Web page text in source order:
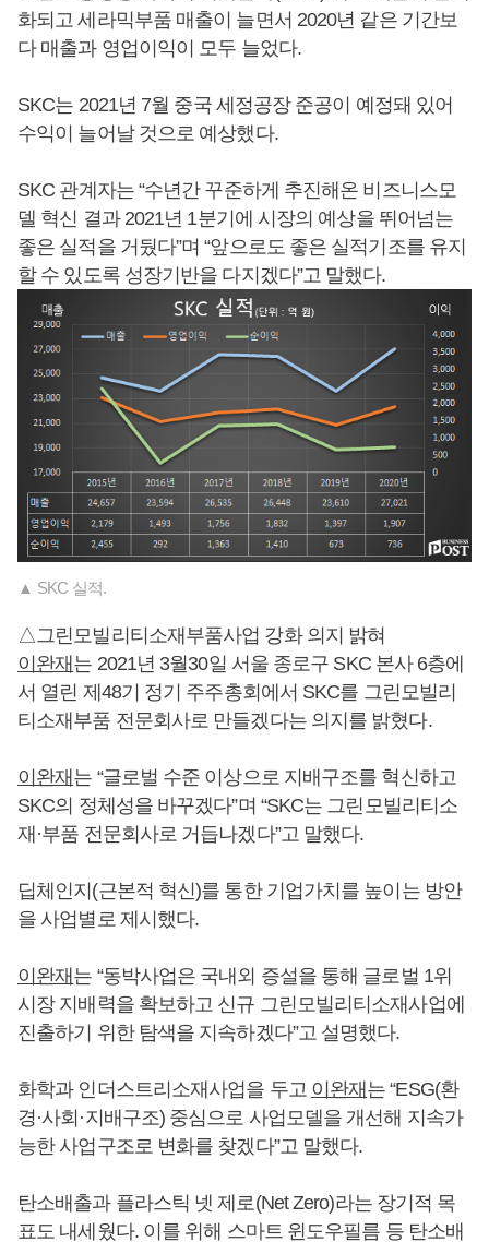
화되고 세라믹부품 매출이 늘면서 2020년 같은 기간보
다 매출과 영업이익이 모두 늘었다.
SKC는 2021년 7월 중국 세정공장 준공이 예정돼 있어
수익이 늘어날 것으로 예상했다.
SKC 관계자는 “수년간 꾸준하게 추진해온 비즈니스모
델 혁신 결과 2021년 1분기에 시장의 예상을 뛰어넘는
좋은 실적을 거뒀다”며 “앞으로도 좋은 실적기조를 유지
할 수 있도록 성장기반을 다지겠다”고 말했다.
▲ SKC 실적.
△그린모빌리티소재부품사업 강화 의지 밝혀
이완재는 2021년 3월30일 서울 종로구 SKC 본사 6층에
서 열린 제48기 정기 주주총회에서 SKC를 그린모빌리
티소재부품 전문회사로 만들겠다는 의지를 밝혔다.
이완재는 “글로벌 수준 이상으로 지배구조를 혁신하고
SKC의 정체성을 바꾸겠다”며 “SKC는 그린모빌리티소
재·부품 전문회사로 거듭나겠다”고 말했다.
딥체인지(근본적 혁신)를 통한 기업가치를 높이는 방안
을 사업별로 제시했다.
이완재는 “동박사업은 국내외 증설을 통해 글로벌 1위
시장 지배력을 확보하고 신규 그린모빌리티소재사업에
진출하기 위한 탐색을 지속하겠다”고 설명했다.
화학과 인더스트리소재사업을 두고 이완재는 “ESG(환
경·사회·지배구조) 중심으로 사업모델을 개선해 지속가
능한 사업구조로 변화를 찾겠다”고 말했다.
탄소배출과 플라스틱 넷 제로(Net Zero)라는 장기적 목
표도 내세웠다. 이를 위해 스마트 윈도우필름 등 탄소배